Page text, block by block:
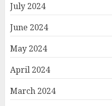
July 2024
June 2024
May 2024
April 2024
March 2024